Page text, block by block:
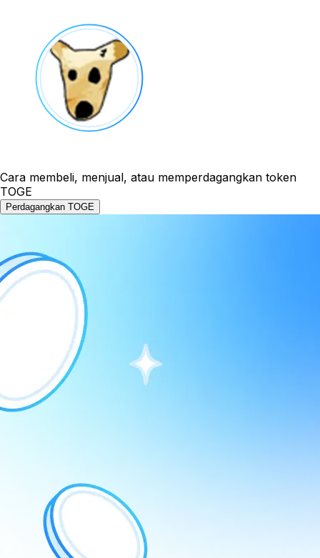
Cara membeli, menjual, atau memperdagangkan token
TOGE
Perdagangkan TOGE